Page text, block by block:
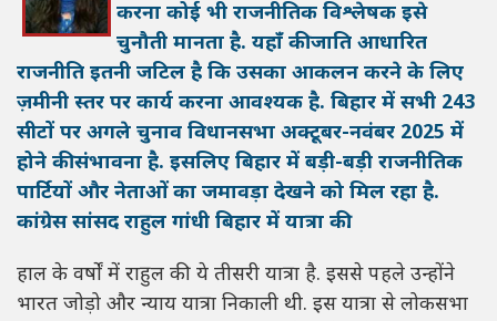
करना कोई भी राजनीतिक विश्लेषक इसे
चुनौती मानता है. यहाँ की जाति आधारित
राजनीति इतनी जटिल है कि उसका आकलन करने के लिए
ज़मीनी स्तर पर कार्य करना आवश्यक है. बिहार में सभी 243
सीटों पर अगले चुनाव विधानसभा अक्टूबर-नवंबर 2025 में
होने की संभावना है. इसलिए बिहार में बड़ी-बड़ी राजनीतिक
पार्टियों और नेताओं का जमावड़ा देखने को मिल रहा है.
कांग्रेस सांसद राहुल गांधी बिहार में यात्रा की.
हाल के वर्षों में राहुल की ये तीसरी यात्रा है. इससे पहले उन्होंने
भारत जोड़ो और न्याय यात्रा निकाली थी. इस यात्रा से लोकसभा